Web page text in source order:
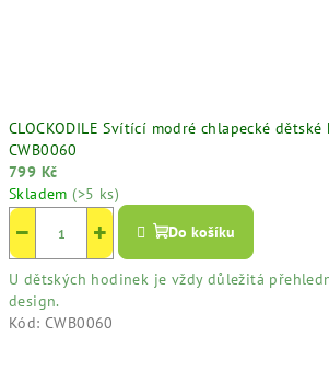
CLOCKODILE Svítící modré chlapecké dětské
CWB0060
799 Kč
Skladem (>5 ks)
+
− Do košíku
U dětských hodinek je vždy důležitá
design.
Kód: CWB0060